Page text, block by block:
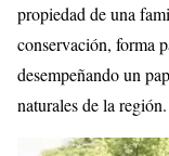
propiedad de una
conservación, forma
desempeñando un
naturales de la región.